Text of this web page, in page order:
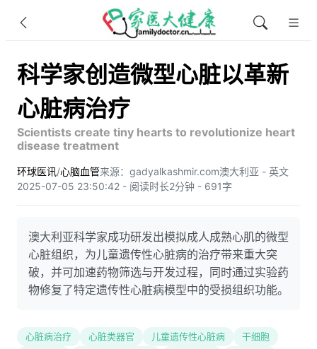
科学家创造微型心脏以革新
心脏病治疗
Scientists create tiny hearts to revolutionize heart
disease treatment
环球医讯/心脑血管来源：gadyalkashmir.com澳大利亚 - 英文
2025-07-05 23:50:42 - 阅读时长2分钟 - 691字
澳大利亚科学家成功研发出模拟成人成熟心肌的微型
心脏组织，为儿童遗传性心脏病的治疗带来重大突
破，并可加速药物筛选与开发过程，同时通过实验药
物修复了特定遗传性心脏病模型中的受损组织功能。
心脏病治疗 心脏类器官 儿童遗传性心脏病
干细胞